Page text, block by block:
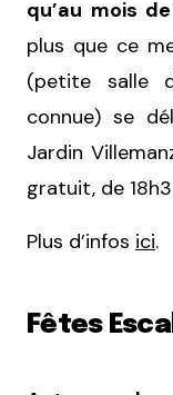
qu’au mois
plus que ce
(petite salle
connue) se
Jardin
gratuit, de
Plus d’infos ici.
Fêtes